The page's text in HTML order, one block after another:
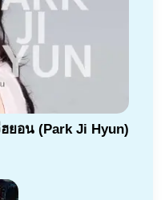
ยอน (Park Ji Hyun)